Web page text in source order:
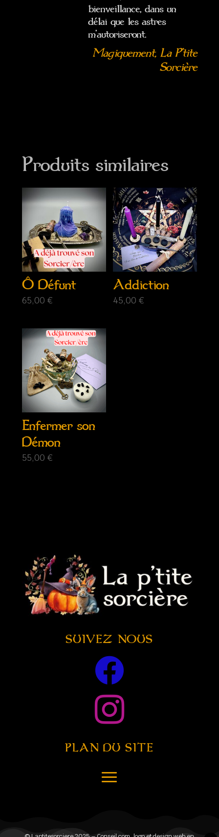
bienveillance, dans un
délai que les astres
m’autoriseront.
Magiquement, La P’tite
Sorcière
Produits similaires
Ô Défunt
65,00 €
Addiction
45,00€
Enfermer son
Démon
55,00 €
SUIVEZ NOUS


PLAN DU SITE